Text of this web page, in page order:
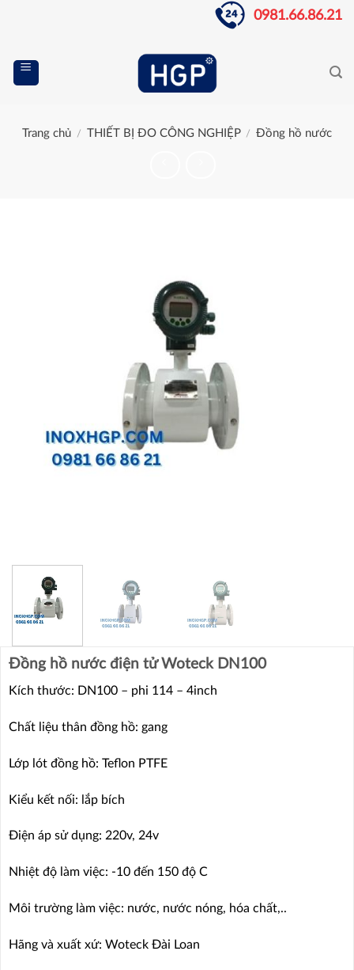
0981.66.86.21
Trang chủ / THIẾT BỊ ĐO CÔNG NGHIỆP / Đồng hồ nước
Đồng hồ nước điện tử Woteck DN100
Kích thước: DN100 – phi 114 – 4inch
Chất liệu thân đồng hồ: gang
Lớp lót đồng hồ: Teflon PTFE
Kiểu kết nối: lắp bích
Điện áp sử dụng: 220v, 24v
Nhiệt độ làm việc: -10 đến 150 độ C
Môi trường làm việc: nước, nước nóng, hóa chất,..
Hãng và xuất xứ: Woteck Đài Loan